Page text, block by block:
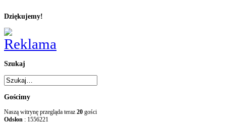
Dziękujemy!
Szukaj
Gościmy
Naszą witrynę przegląda teraz 20 gości
Odsłon : 1556221